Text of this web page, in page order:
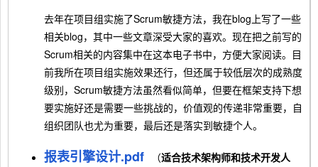
去年在项目组实施了Scrum敏捷方法，我在blog上写了一些
相关blog，其中一些文章深受大家的喜欢。现在把之前写的
Scrum相关的内容集中在这本电子书中，方便大家阅读。目
前我所在项目组实施效果还行，但还属于较低层次的成熟度
级别，Scrum敏捷方法虽然看似简单，但要在框架支持下想
要实施好还是需要一些挑战的，价值观的传递非常重要，自
组织团队也尤为重要，最后还是落实到敏捷个人。
报表引擎设计.pdf （适合技术架构师和技术开发人